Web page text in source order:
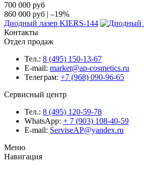
700 000 руб
860 000 руб
–19%
Диодный лазер KIERS-144
Контакты
Отдел продаж
Тел.: 8 (495) 150-13-67
E-mail: market@ap-cosmetics.ru
Телеграм: +7 (968) 090-96-65
Сервисный центр
Тел.: 8 (495) 120-59-78
WhatsApp: + 7 (903) 108-40-59
E-mail: ServiseAP@yandex.ru
Меню
Навигация